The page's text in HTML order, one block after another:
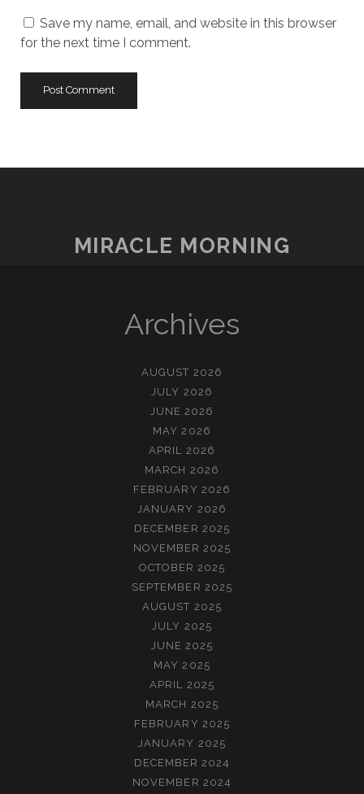
Save my name, email, and website in this browser
for the next time I comment.
MIRACLE MORNING
Archives
AUGUST 2026
JULY 2026
JUNE 2026
MAY 2026
APRIL 2026
MARCH 2026
FEBRUARY 2026
JANUARY 2026
DECEMBER 2025
NOVEMBER 2025
OCTOBER 2025
SEPTEMBER 2025
AUGUST 2025
JULY 2025
JUNE 2025
MAY 2025
APRIL 2025
MARCH 2025
FEBRUARY 2025
JANUARY 2025
DECEMBER 2024
NOVEMBER 2024